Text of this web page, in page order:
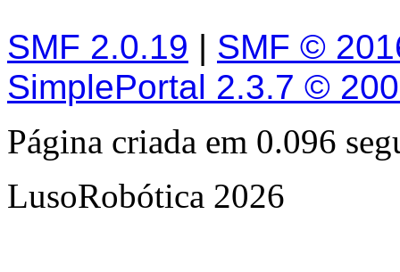
SMF 2.0.19 | SMF ©
SimplePortal 2.3.7 ©
Página criada em 0.096
LusoRobótica 2026